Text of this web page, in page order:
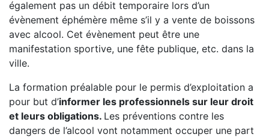
également pas un débit temporaire lors d’un
évènement éphémère même s’il y a vente de boissons
avec alcool. Cet évènement peut être une
manifestation sportive, une fête publique, etc. dans la
ville.
La formation préalable pour le permis d’exploitation a
pour but d’informer les professionnels sur leur droit
et leurs obligations. Les préventions contre les
dangers de l’alcool vont notamment occuper une part